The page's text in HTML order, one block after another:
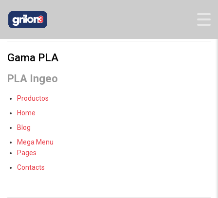
Gama PLA
PLA Ingeo
Productos
Home
Blog
Mega Menu
Pages
Contacts